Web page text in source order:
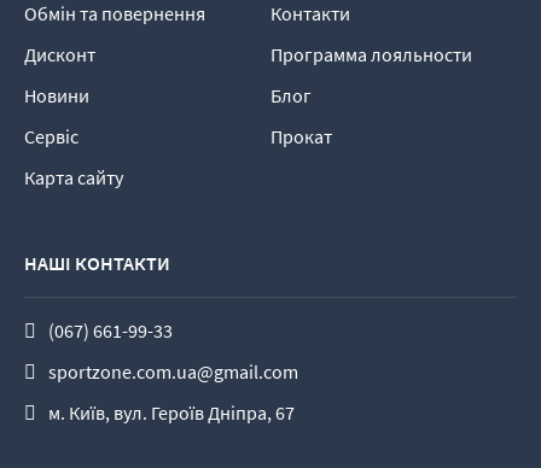
Обмін та повернення
Контакти
Дисконт
Программа лояльности
Новини
Блог
Сервіс
Прокат
Карта сайту
НАШІ КОНТАКТИ
(067) 661-99-33
sportzone.com.ua@gmail.com
м. Київ, вул. Героїв Дніпра, 67